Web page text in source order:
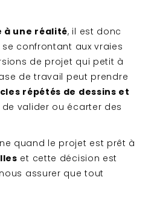
à une réalité, il est donc
confrontant aux vraies
de projet qui petit à
de travail peut prendre
répétés de dessins et
valider ou écarter des
quand le projet est prêt à
et cette décision est
assurer que tout